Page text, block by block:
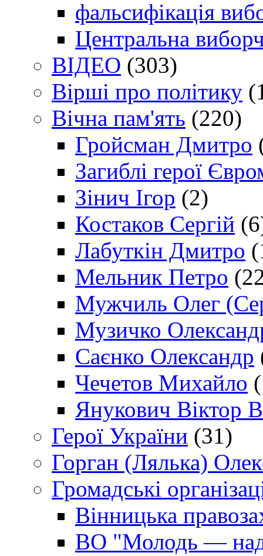
фальсифікація
Центральна
ВІДЕО (303)
Вірші про політику
Вічна пам'ять (220)
Гройсман Дмитро
Загиблі герої
Зінич Ігор (2)
Костаков Сергій
Лабуткін Дмитро
Мельник Петро
Мужчиль Олег
Музичко
Саєнко Олександр
Чечетов Михайло
Янукович Віктор
Герої України (31)
Горган (Лялька)
Громадські
Вінницька
ВО "Молодь —